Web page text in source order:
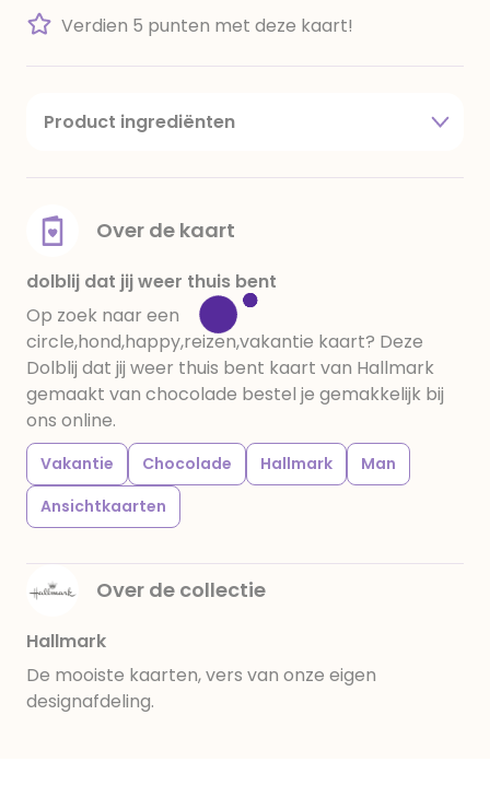
Verdien 5 punten met deze kaart!
Product ingrediënten
amandelen,cacaomassa, emulgator (sojalecithine),
voedingszuur: citroenzuur E 330, verdikkingsmiddel
E415, water, bevochtigingsmiddel E422, emulgator:
E433, kleurstoffen: E102, E110, E122: kan de activiteit en
concentratie van kinderen negatief beïnvloeden,
E133, E151. Chocolade bevat ten minste 34%
cacaobestanddelen. Kan sporen van gluten
bevatten. Koel en droog bewaren.
Over de kaart
dolblij dat jij weer thuis bent
Op zoek naar een
circle,hond,happy,reizen,vakantie kaart? Deze
Dolblij dat jij weer thuis bent kaart van Hallmark
gemaakt van chocolade bestel je gemakkelijk bij
ons online.
Vakantie Chocolade Hallmark
Man
Ansichtkaarten
Over de collectie
Hallmark
De mooiste kaarten, vers van onze eigen
designafdeling.